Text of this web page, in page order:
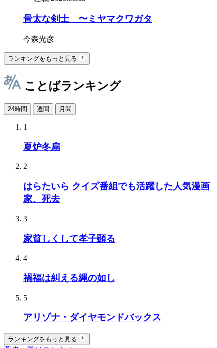
骨太な剣士 〜ミヤマクワガタ
今森光彦
ランキングをもっと見る
ことばランキング
24時間 週間 月間
1
夏炉冬扇
2
はらたいら クイズ番組でも活躍した人気漫画
家、死去
3
家貧しくして孝子顕る
4
禍福は糾える縄の如し
5
アリゾナ・ダイヤモンドバックス
ランキングをもっと見る